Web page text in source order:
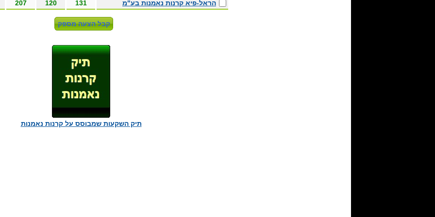
הראל-פיא קרנות נאמנות בע"מ 131
120
207
תיק השקעות שמבוסס על קרנות נאמנות